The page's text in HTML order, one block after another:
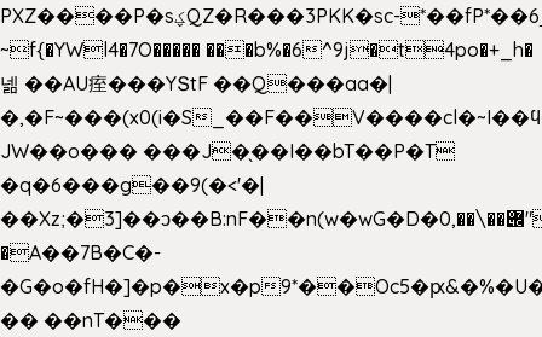
PXZ����P�sؼQZ�R���3PKK�sc-*��fP*��6_̦Q���H�hl��a��j��dӤ�ܥ�Ք�7�)S�_3y��@�n-
~f{�YWl4�7O����� ���b%�6^9j�t4po�+_h�
넮 ��AU痓���YՏtF ��Q���aa�|
�,�F~���(x0(i�S
JW��o��� ���J�̖��I��bT��P�T
�q�6���g��9(�<'�|
��Xz;�3]��ͻ��B:nF��n(w�wG�D�݌��\��,0"�
�A��7B�C�-
�G�o�fH�]�p�x�p
�� ��nT���